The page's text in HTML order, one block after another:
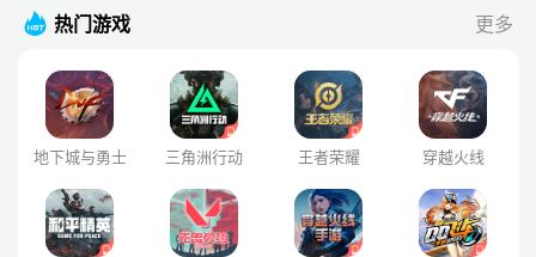
热门游戏 更多
地下城与勇士 三角洲行动 王者荣耀 穿越火线